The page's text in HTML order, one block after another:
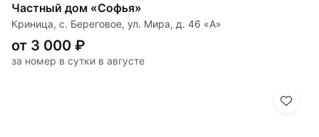
Частный дом «Софья»
Криница, с. Береговое, ул. Мира, д. 46 «А»
от 3 000 ₽
за номер в сутки в августе